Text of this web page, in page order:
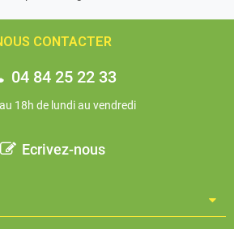
CONTACTER
04 84 25 22 33
18h de lundi au vendredi
Ecrivez-nous